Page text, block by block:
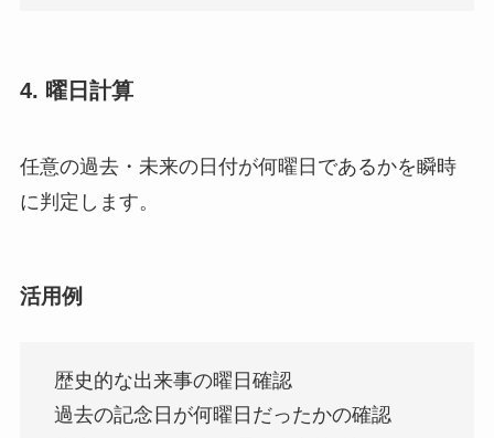
4. 曜日計算
任意の過去・未来の日付が何曜日であるかを瞬時
に判定します。
活用例
歴史的な出来事の曜日確認
過去の記念日が何曜日だったかの確認